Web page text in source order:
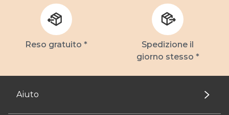
Reso gratuito *
Spedizione il
giorno stesso *
Aiuto